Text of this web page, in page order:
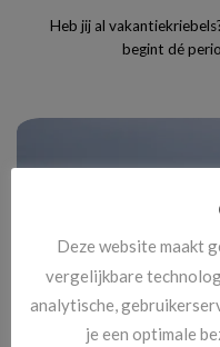
Heb jij al
begint dé
Deze website maakt
vergelijkbare
analytische,
je een optimale